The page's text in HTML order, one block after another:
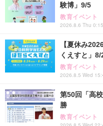
験博」9/5
教育イベント
2026.8.6 Thu 0:15
【夏休み
くえすと」
教育イベント
2026.8.5 Wed
第50回「高
勝
教育イベント